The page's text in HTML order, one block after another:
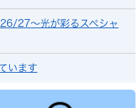
27～光が彩るスペシャ
います